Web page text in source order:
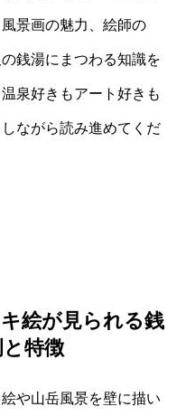
景画の魅力、絵師の
銭湯にまつわる知識を
泉好きもアート好きも
ながら読み進めてくだ
絵が見られる銭
特徴
や山岳風景を壁に描い